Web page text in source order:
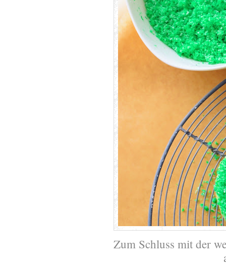
Zum Schluss mit der